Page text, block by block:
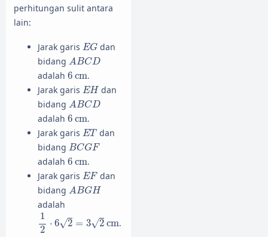
perhitungan sulit antara
lain:
Jarak garis EG
EG dan
bidang ABCD
A BCD
adalah 6 cm
6 cm.
Jarak garis EH
EH dan
bidang ABCD
A BCD
adalah 6 cm
6 cm.
Jarak garis ET
ET dan
bidang BCGF
BCGF
adalah 6 cm
6 cm.
Jarak garis EF
EF dan
bidang ABGH
A BGH
adalah
1
2
⋅ 6√2 = 3√2 cm
12⋅62
.